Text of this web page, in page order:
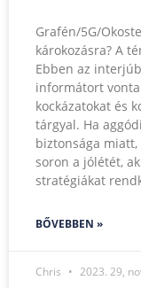
Grafén/5G/
károkozásra? A
Ebben az
informátort
kockázatokat és
tárgyal. Ha
biztonsága
soron a jólétét,
stratégiákat
BŐVEBBEN »
Chris 2023. 29,